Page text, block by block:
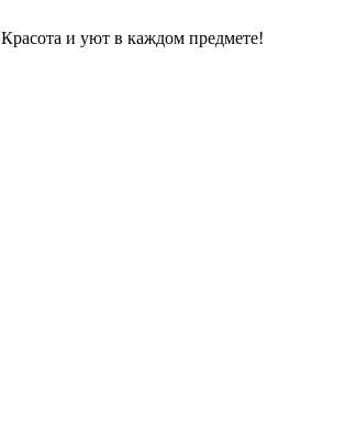
Красота и уют в каждом предмете!